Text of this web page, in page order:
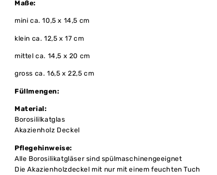
Maße:
mini ca. 10,5 x 14,5 cm
klein ca. 12,5 x 17 cm
mittel ca. 14,5 x 20 cm
gross ca. 16,5 x 22,5 cm
Füllmengen:
Material:
Borosililkatglas
Akazienholz Deckel
Pflegehinweise:
Alle Borosilikatgläser sind spülmaschinengeeignet
Die Akazienholzdeckel mit nur mit einem feuchten Tuch